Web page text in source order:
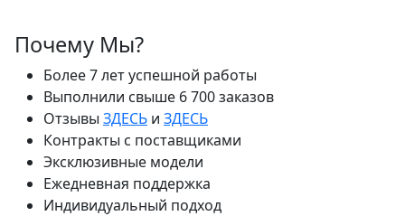
Почему Мы?
Более 7 лет успешной работы
Выполнили свыше 6 700 заказов
Отзывы ЗДЕСЬ и ЗДЕСЬ
Контракты с поставщиками
Эксклюзивные модели
Ежедневная поддержка
Индивидуальный подход